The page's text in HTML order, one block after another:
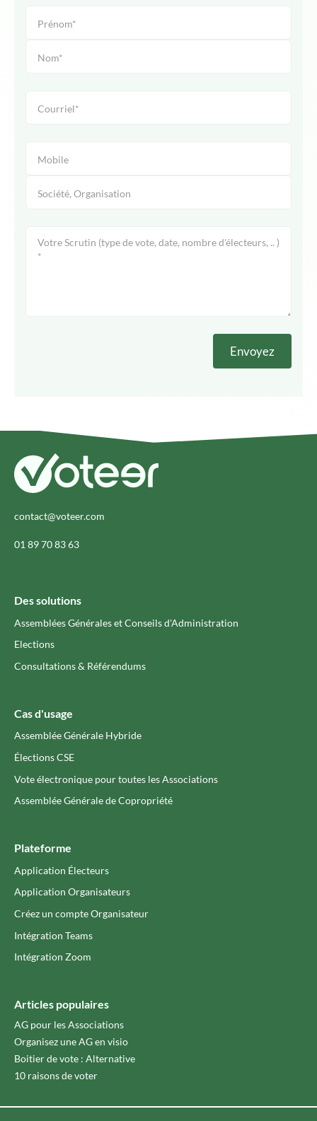
contact@voteer.com
01 89 70 83 63
Des solutions
Assemblées Générales et Conseils d'Administration
Elections
Consultations & Référendums
Cas d'usage
Assemblée Générale Hybride
Élections CSE
Vote électronique pour toutes les Associations
Assemblée Générale de Copropriété
Plateforme
Application Électeurs
Application Organisateurs
Créez un compte Organisateur
Intégration Teams
Intégration Zoom
Articles populaires
AG pour les Associations
Organisez une AG en visio
Boitier de vote : Alternative
10 raisons de voter